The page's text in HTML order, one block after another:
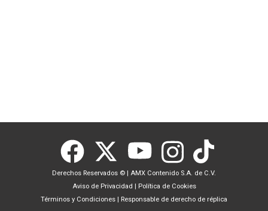
Derechos Reservados © | AMX Contenido S.A. de C.V.
Aviso de Privacidad | Política de Cookies
Términos y Condiciones | Responsable de derecho de réplica